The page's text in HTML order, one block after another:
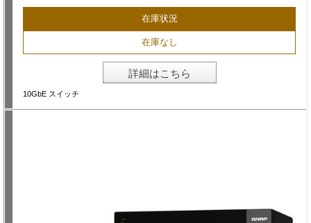
在庫状況
在庫なし
詳細はこちら
10GbE スイッチ